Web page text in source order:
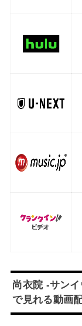
尚衣院 -サン
で見れる動画